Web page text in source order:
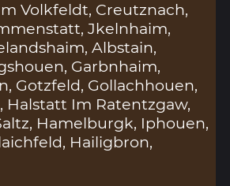
Volkfeldt, Creutznach,
Jkelnhaim,
Albstain,
Garbnhaim,
Gotzfeld, Gollachhouen,
Halstatt Im Ratentzgaw,
Hamelburgk, Iphouen,
Hailigbron,